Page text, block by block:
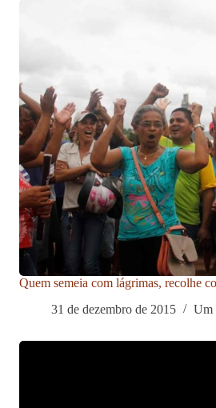
Quem semeia com lágrimas, recolhe
31 de dezembro de 2015
Um